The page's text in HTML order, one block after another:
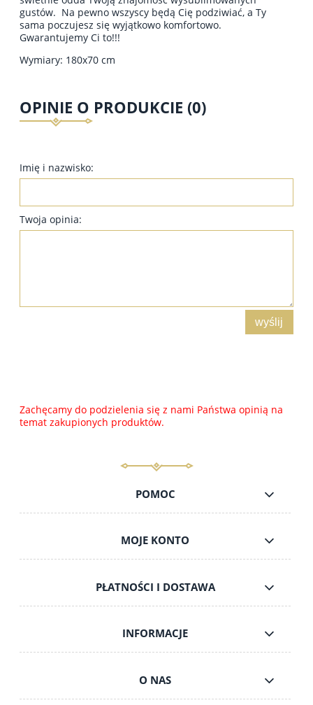
gustów. Na pewno wszyscy będą Cię podziwiać, a Ty
sama poczujesz się wyjątkowo komfortowo.
Gwarantujemy Ci to!!!
Wymiary: 180x70 cm
OPINIE O PRODUKCIE (0)
Imię i nazwisko:
Twoja opinia:
wyślij
Zachęcamy do podzielenia się z nami Państwa opinią na
temat zakupionych produktów.
POMOC
MOJE KONTO
PŁATNOŚCI I DOSTAWA
INFORMACJE
O NAS